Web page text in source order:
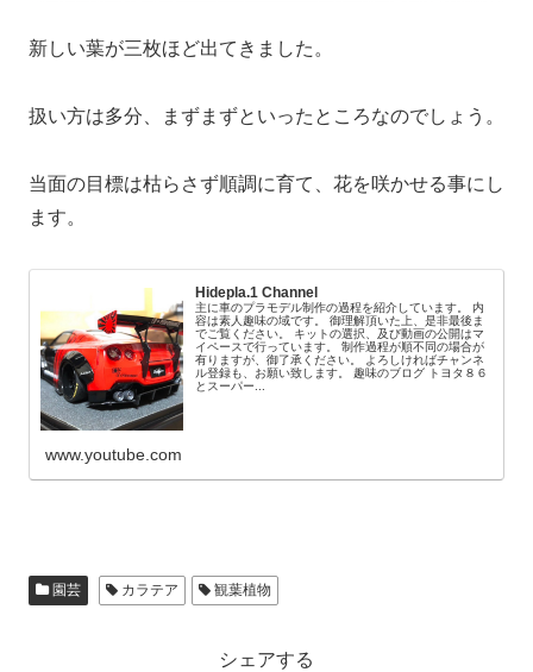
新しい葉が三枚ほど出てきました。
扱い方は多分、まずまずといったところなのでしょう。
当面の目標は枯らさず順調に育て、花を咲かせる事にし
ます。
Hidepla.1 Channel
主に車のプラモデル制作の過程を紹介しています。 内
容は素人趣味の域です。 御理解頂いた上、是非最後ま
でご覧ください。 キットの選択、及び動画の公開はマ
イペースで行っています。 制作過程が順不同の場合が
有りますが、御了承ください。 よろしければチャンネ
ル登録も、お願い致します。 趣味のブログ トヨタ８６
とスーパー...
www.youtube.com
園芸 カラテア 観葉植物
シェアする